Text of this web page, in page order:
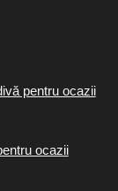
pentru ocazii
ocazii